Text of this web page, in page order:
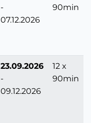
-
07.12.2026
90min
23.09.2026
-
09.12.2026
12 x
90min